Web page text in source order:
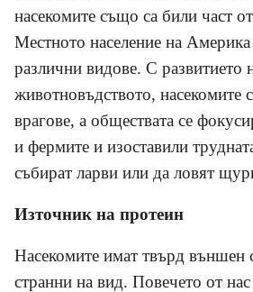
насекомите също са били част
Местното население на
различни видове. С развитието
животновъдството, насекомите
врагове, а обществата се
и фермите и изоставили
събират ларви или да ловят
Източник на протеин
Насекомите имат твърд външен
странни на вид. Повечето от